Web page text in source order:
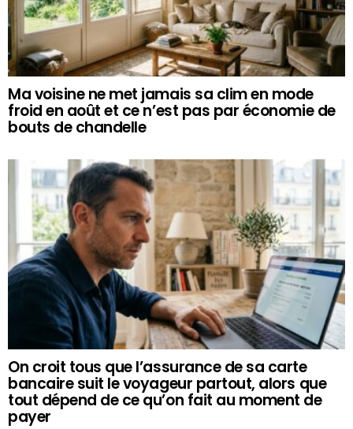
Ma voisine ne met jamais sa clim en mode
froid en août et ce n’est pas par économie de
bouts de chandelle
On croit tous que l’assurance de sa carte
bancaire suit le voyageur partout, alors que
tout dépend de ce qu’on fait au moment de
payer